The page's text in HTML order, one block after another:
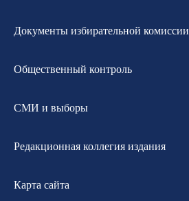
Документы избирательной комиссии
Общественный контроль
СМИ и выборы
Редакционная коллегия издания
Карта сайта